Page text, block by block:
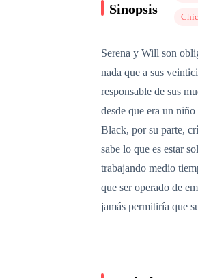
Sinopsis
Serena y Will son
nada que a sus
responsable de sus
desde que era un
Black, por su parte,
sabe lo que es estar
trabajando medio
que ser operado de
jamás permitiría que